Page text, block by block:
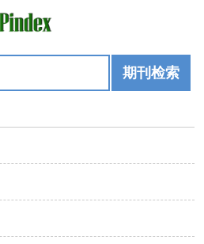
期刊检索